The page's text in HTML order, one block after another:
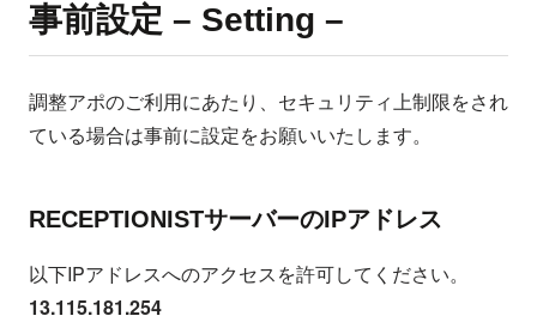
事前設定 – Setting –
調整アポのご利用にあたり、セキュリティ上制限をされ
ている場合は事前に設定をお願いいたします。
RECEPTIONISTサーバーのIPアドレス
以下IPアドレスへのアクセスを許可してください。
13.115.181.254